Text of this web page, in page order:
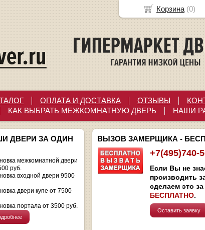
ОПЛАТА И ДОСТАВКА ОТЗЫВЫ
КАК ВЫБРАТЬ МЕЖКОМНАТНУЮ ДВЕРЬ НАШИ
ДВЕРИ ЗА ОДИН
межкомнатной двери
руб.
входной двери 9500
двери купе от 7500
портала от 3500 руб.
ВЫЗОВ ЗАМЕРЩИКА -
+7(495)740-
Если Вы не
производить
сделаем это
БЕСПЛАТНО.
Оставить заявку
Корзина (0)